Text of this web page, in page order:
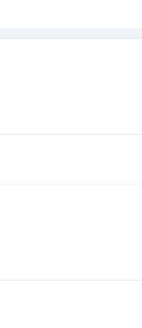
poêle Wok/